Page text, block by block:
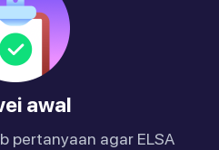
awal
pertanyaan agar ELSA